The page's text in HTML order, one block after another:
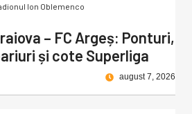
Ion Oblemenco
– FC Argeș: Ponturi,
și cote Superliga
august 7, 2026